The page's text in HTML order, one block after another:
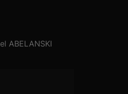
ABELANSKI